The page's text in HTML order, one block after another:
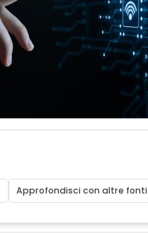
Approfondisci con altre fonti